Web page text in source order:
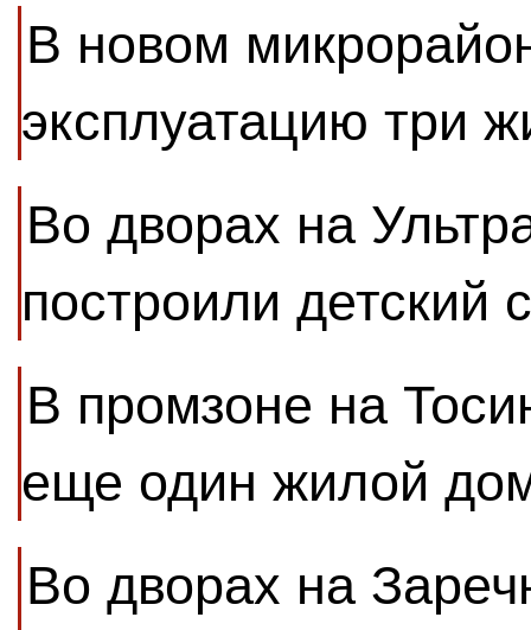
В новом
эксплуатацию три
Во дворах на
построили детский
В промзоне на
еще один жилой
Во дворах на